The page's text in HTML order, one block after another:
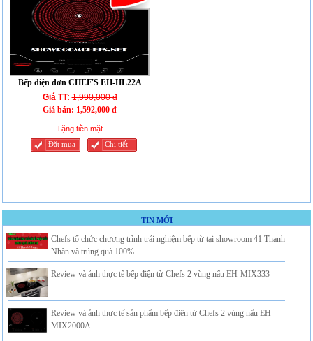
Bếp điện đơn CHEF'S EH-HL22A
Giá TT: 1,990,000 đ
Giá bán: 1,592,000 đ
Tặng tiền mặt
Đăt mua Chi tiết
TIN MỚI
Chefs tổ chức chương trình trải nghiệm bếp từ tại showroom 41 Thanh
Nhàn và trúng quà 100%
Review và ảnh thực tế bếp điện từ Chefs 2 vùng nấu EH-MIX333
Review và ảnh thực tế sản phẩm bếp điện từ Chefs 2 vùng nấu EH-
MIX2000A